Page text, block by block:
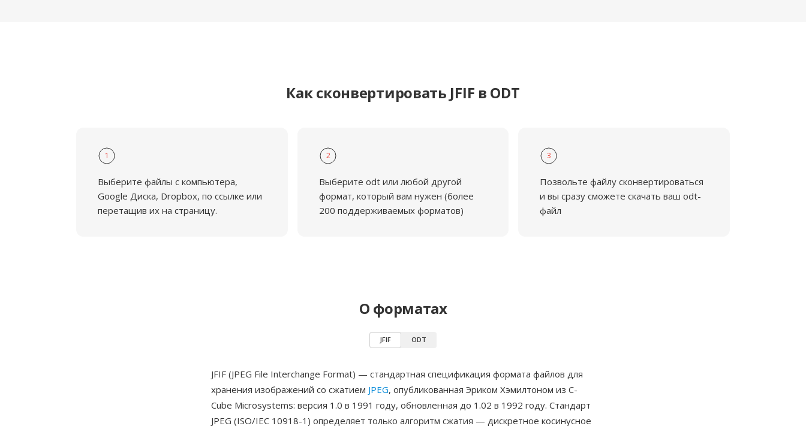
Как сконвертировать JFIF в ODT
1
Выберите файлы с компьютера,
Google Диска, Dropbox, по ссылке или
перетащив их на страницу.
2
Выберите odt или любой другой
формат, который вам нужен (более
200 поддерживаемых форматов)
3
Позвольте файлу сконвертироваться
и вы сразу сможете скачать ваш odt-
файл
О форматах
JFIF ODT
JFIF (JPEG File Interchange Format) — стандартная спецификация формата файлов для
хранения изображений со сжатием JPEG, опубликованная Эриком Хэмилтоном из C-
Cube Microsystems: версия 1.0 в 1991 году, обновленная до 1.02 в 1992 году. Стандарт
JPEG (ISO/IEC 10918-1) определяет только алгоритм сжатия — дискретное косинусное